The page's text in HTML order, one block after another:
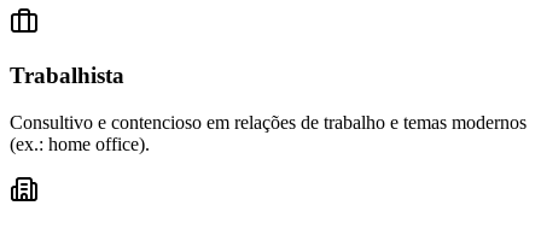
Trabalhista
Consultivo e contencioso em relações de trabalho e temas modernos
(ex.: home office).